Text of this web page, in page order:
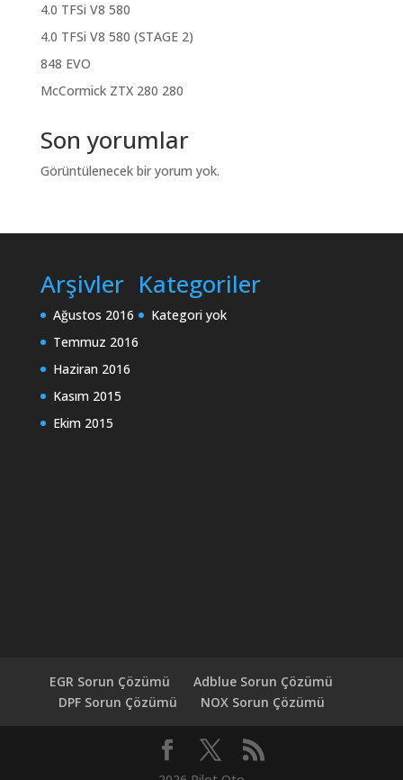
4.0 TFSi V8 580
4.0 TFSi V8 580 (STAGE 2)
848 EVO
McCormick ZTX 280 280
Son yorumlar
Görüntülenecek bir yorum yok.
Arşivler
Ağustos 2016
Temmuz 2016
Haziran 2016
Kasım 2015
Ekim 2015
Kategoriler
Kategori yok
EGR Sorun Çözümü
Adblue Sorun Çözümü
DPF Sorun Çözümü
NOX Sorun Çözümü